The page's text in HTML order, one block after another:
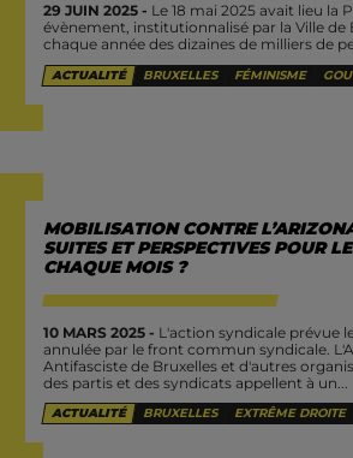
29 JUIN 2025 - Le 18 mai 2025 avait lieu la
évènement, institutionnalisé par la Ville de
chaque année des dizaines de milliers de
ACTUALITÉ BRUXELLES FÉMINISME
MOBILISATION CONTRE
SUITES ET PERSPECTIVES POUR
CHAQUE MOIS ?
10 MARS 2025 - L'action syndicale prévue
annulée par le front commun syndicale.
Antifasciste de Bruxelles et d'autres
des partis et des syndicats appellent à un...
ACTUALITÉ BRUXELLES EXTRÊME DROITE